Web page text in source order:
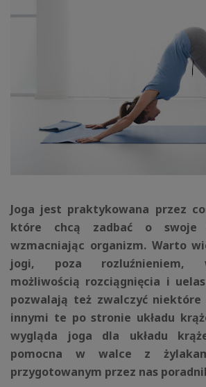
Joga jest praktykowana przez
które chcą zadbać o swoje
wzmacniając organizm. Warto
jogi, poza rozluźnieniem,
możliwością rozciągnięcia i
pozwalają też zwalczyć niektóre
innymi te po stronie układu
wygląda joga dla układu
pomocna w walce z
przygotowanym przez nas